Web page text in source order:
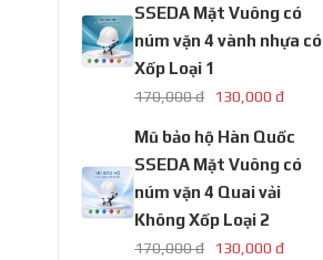
SSEDA Mặt Vuông có
núm vặn 4 vành nhựa có
Xốp Loại 1
170,000 đ 130,000 đ
Mũ bảo hộ Hàn Quốc
SSEDA Mặt Vuông có
núm vặn 4 Quai vải
Không Xốp Loại 2
170,000 đ 130,000 đ